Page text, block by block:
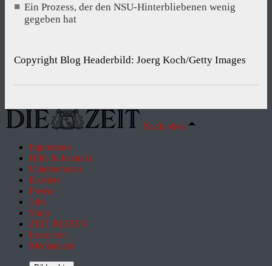
Ein Prozess, der den NSU-Hinterbliebenen wenig
gegeben hat
Copyright Blog Headerbild: Joerg Koch/Getty Images
Nach oben
Impressum
Hilfe & Kontakt
Unternehmen
Karriere
Presse
Jobs
Shop
ZEIT REISEN
Inserieren
Mediadaten